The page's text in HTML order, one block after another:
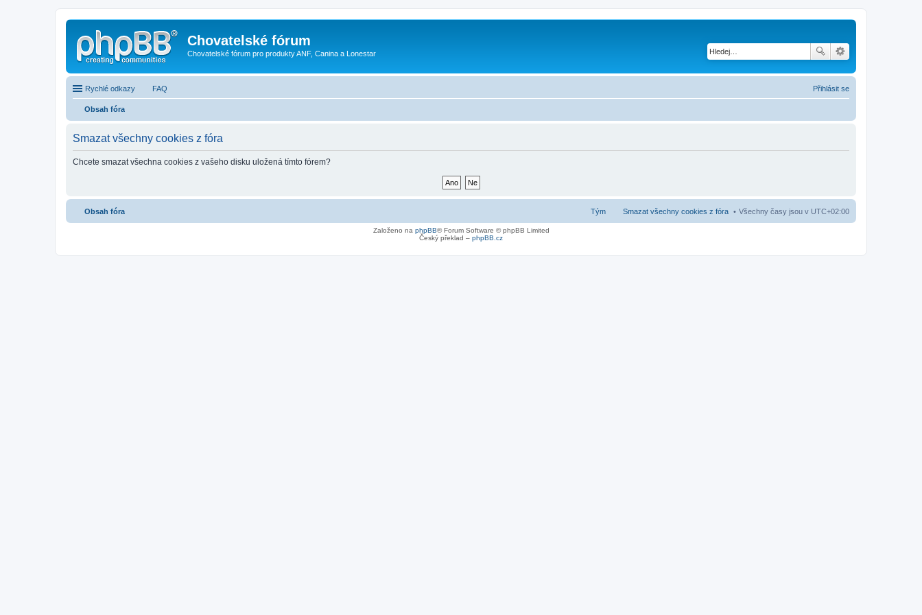
Chovatelské fórum
Chovatelské fórum pro produkty ANF, Canina a Lonestar
Rychlé odkazy FAQ Přihlásit se
Obsah fóra
Smazat všechny cookies z fóra
Chcete smazat všechna cookies z vašeho disku uložená tímto fórem?
Obsah fóra Všechny časy jsou v UTC+02:00
Smazat všechny cookies z fóra
Tým
Založeno na phpBB® Forum Software © phpBB Limited
Český překlad – phpBB.cz